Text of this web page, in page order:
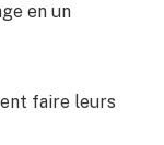
en un
faire leurs